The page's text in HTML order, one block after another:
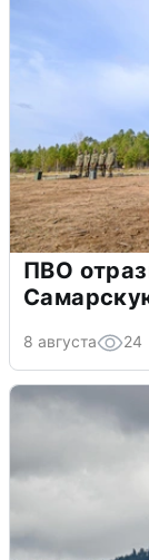
ПВО
8 августа 24